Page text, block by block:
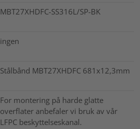
MBT27XHDFC-SS316L/SP-BK
ingen
Stålbånd MBT27XHDFC 681x12,3mm
For montering på harde glatte
overflater anbefaler vi bruk av vår
LFPC beskyttelseskanal.